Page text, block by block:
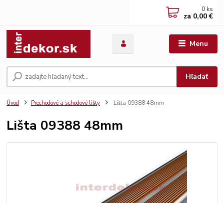
Menu
Hľadať
0 ks
za 0,00 €
Úvod Prechodové a schodové lišty Lišta 09388 48mm
Lišta 09388 48mm